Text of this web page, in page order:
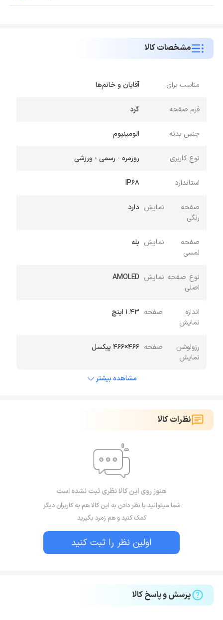
مشخصات کالا
مناسب برای آقایان و خانم‌ها
فرم صفحه گرد
جنس بدنه الومینیوم
نوع کاربری روزمره - رسمی - ورزشی
استاندارد IP68
صفحه نمایش
رنگی
دارد
صفحه نمایش
لمسی
بله
نوع صفحه نمایش
اصلی
AMOLED
اندازه صفحه
نمایش
1.43 اینچ
رزولوشن صفحه
نمایش
466×466 پیکسل
مشاهده بیشتر
نظرات کالا
هنوز روی این کالا نظری ثبت نشده است
شما میتوانید با نظر دادن به این کالا هم به کاربران دیگر
کمک کنید و هم زمرد بگیرید
اولین نظر را ثبت کنید
پرسش و پاسخ کالا